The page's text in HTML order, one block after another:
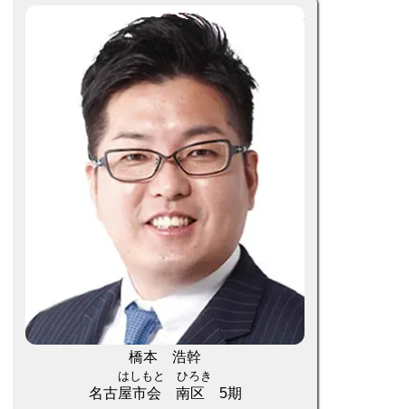
橋本 浩幹
はしもと ひろき
名古屋市会 南区 5期